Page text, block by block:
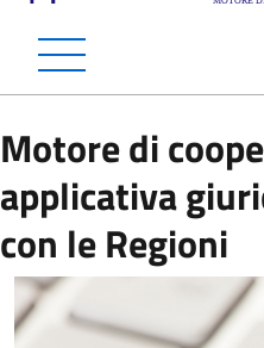
Normattiva
Motore di
applicativa
con le Regioni